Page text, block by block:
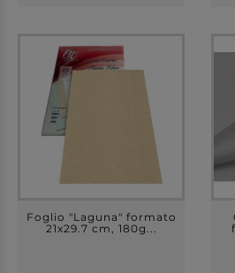
Foglio "Laguna" formato
21x29.7 cm, 180g...